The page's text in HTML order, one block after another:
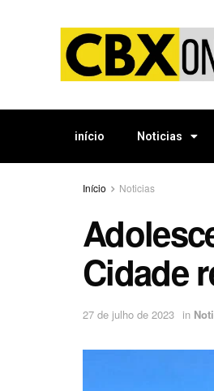
início Noticias
Início Noticias
Cidade
27 de julho de 2023 in